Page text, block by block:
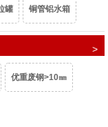
品位） 机铜
罐 铜管铝水箱
5083白料 7系白料
优重废钢>10㎜